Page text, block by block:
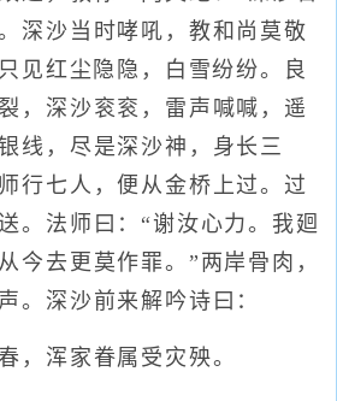
深沙当时哮吼，教和尚莫敬
见红尘隐隐，白雪纷纷。良
，深沙衮衮，雷声喊喊，遥
线，尽是深沙神，身长三
行七人，便从金桥上过。过
。法师曰：“谢汝心力。我廻
今去更莫作罪。”两岸骨肉，
。深沙前来解吟诗曰：
浑家眷属受灾殃。